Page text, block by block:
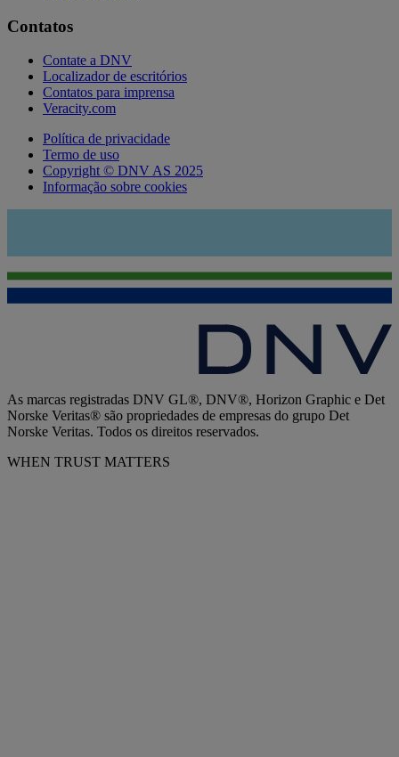
Contatos
Contate a DNV
Localizador de escritórios
Contatos para imprensa
Veracity.com
Política de privacidade
Termo de uso
Copyright © DNV AS 2025
Informação sobre cookies
As marcas registradas DNV GL®, DNV®, Horizon Graphic e Det
Norske Veritas® são propriedades de empresas do grupo Det
Norske Veritas. Todos os direitos reservados.
WHEN TRUST MATTERS